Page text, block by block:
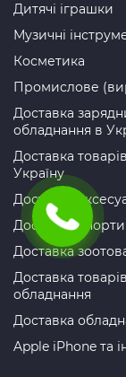
Дитячі іграшки
Музичні
Косметика
Промислове
Доставка
обладнання в
Доставка
Україну
Доставка
Доставка
Доставка
Доставка
обладнання
Доставка
Apple iPhone та